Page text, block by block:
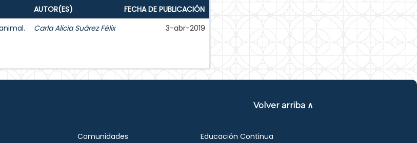
AUTOR(ES)
FECHA DE PUBLICACIÓN
Carla Alicia Suárez Félix 3-abr-2019
Volver arriba ∧
Comunidades
Educación Continua